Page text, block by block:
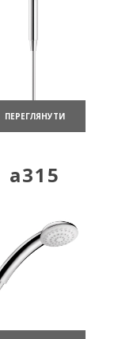
ПЕРЕГЛЯНУТИ
a315